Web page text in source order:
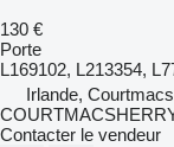
130 €
Porte
L169102, L213354,
Irlande,
Contacter le vendeur